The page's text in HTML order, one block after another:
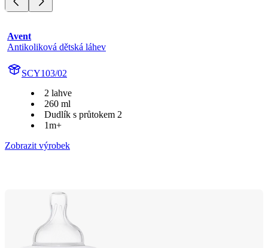
Avent
Antikoliková dětská láhev
SCY103/02
2 lahve
260 ml
Dudlík s průtokem 2
1m+
Zobrazit výrobek